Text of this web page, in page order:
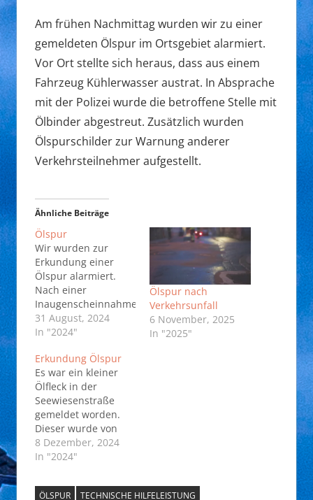
Am frühen Nachmittag wurden wir zu einer
gemeldeten Ölspur im Ortsgebiet alarmiert.
Vor Ort stellte sich heraus, dass aus einem
Fahrzeug Kühlerwasser austrat. In Absprache
mit der Polizei wurde die betroffene Stelle mit
Ölbinder abgestreut. Zusätzlich wurden
Ölspurschilder zur Warnung anderer
Verkehrsteilnehmer aufgestellt.
Ähnliche Beiträge
Ölspur
Wir wurden zur
Erkundung einer
Ölspur alarmiert.
Nach einer
Inaugenscheinnahme
durch uns konnte
festgestellt werden,
keine akute Gefahr
ausgeht und keine
Maßnahmen der
Feuerwehr
erforderlich sind. Die
Einsatzstelle wurde
an den
Straßenbaulastträger
Beseitigung der
31 August, 2024
In "2024"
Ölspur nach
Verkehrsunfall
6 November, 2025
In "2025"
Erkundung Ölspur
Es war ein kleiner
Ölfleck in der
Seewiesenstraße
gemeldet worden.
Dieser wurde von
den Einsatzkräften
mit Spezialmittel
Absicherung wurden
8 Dezember, 2024
In "2024"
ÖLSPUR TECHNISCHE HILFELEISTUNG